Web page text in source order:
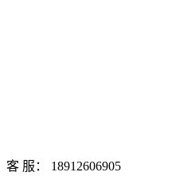
客 服： 18912606905